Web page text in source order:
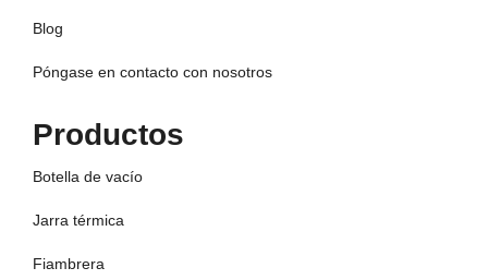
Blog
Póngase en contacto con nosotros
Productos
Botella de vacío
Jarra térmica
Fiambrera